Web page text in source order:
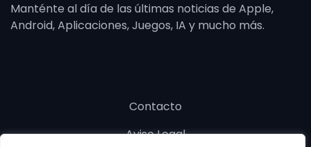
Manténte al día de las últimas noticias de Apple,
Android, Aplicaciones, Juegos, IA y mucho más.
Contacto
Aviso Legal